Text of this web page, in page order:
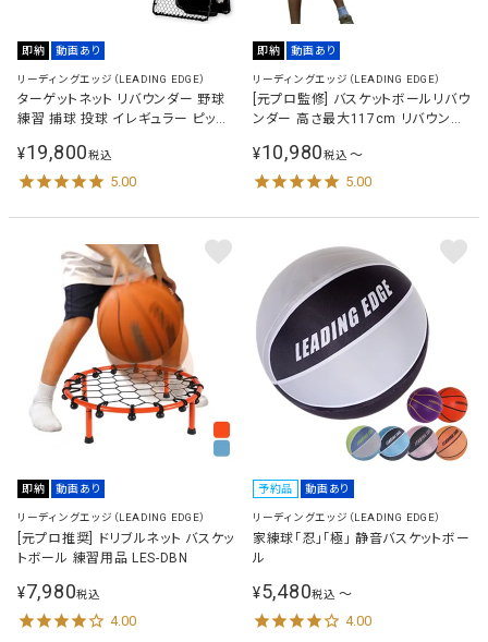
即納 動画あり
リーディングエッジ（LEADING EDGE）
ターゲットネット リバウンダー 野球
練習 捕球 投球 イレギュラー ピッチ
LES-TN
¥19,800税込
5.00
即納 動画あり
リーディングエッジ（LEADING EDGE）
[元プロ監修] バスケットボールリバウ
ンダー 高さ最大117cm リバウンド
¥10,980税込 〜
5.00
即納 動画あり
リーディングエッジ（LEADING EDGE）
[元プロ推奨] ドリブルネット バスケッ
トボール 練習用品 LES-DBN
¥7,980税込
4.00
予約品 動画あり
リーディングエッジ（LEADING EDGE）
家練球「忍」「極」 静音バスケットボー
ル
¥5,480税込 〜
4.00